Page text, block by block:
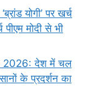
योगी’ पर खर्च
मोदी से भी
2026: देश में चल
के प्रदर्शन का